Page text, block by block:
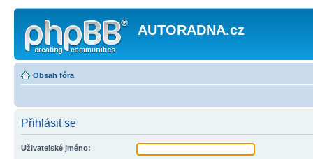
AUTORADNA.cz
Obsah fóra
Přihlásit se
Uživatelské jméno: